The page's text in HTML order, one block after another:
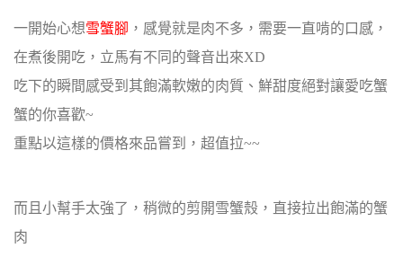
一開始心想雪蟹腳 ，感覺就是肉不多，需要一直啃的口感，
在煮後開吃，立馬有不同的聲音出來XD
吃下的瞬間感受到其飽滿軟嫩的肉質、鮮甜度絕對讓愛吃蟹
蟹的你喜歡~
重點以這樣的價格來品嘗到，超值拉~~
而且小幫手太強了，稍微的剪開雪蟹殼，直接拉出飽滿的蟹
肉